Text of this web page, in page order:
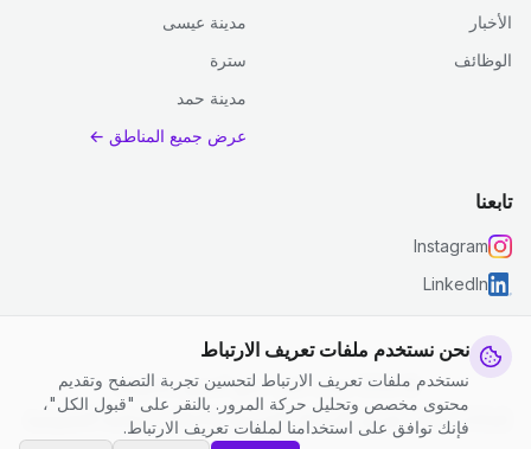
نحن نستخدم ملفات تعريف الارتباط
نستخدم ملفات تعريف الارتباط لتحسين تجربة التصفح وتقديم
محتوى مخصص وتحليل حركة المرور. بالنقر على "قبول الكل"،
فإنك توافق على استخدامنا لملفات تعريف الارتباط.
الأخبار
الوظائف
مدينة عيسى
سترة
مدينة حمد
عرض جميع المناطق ←
تابعنا
Instagram
LinkedIn
© 2026 جست كلين. جميع الحقوق محفوظة.
سياسة الخصوصية
الشروط والأحكام | إعدادات ملفات تعريف الارتباط